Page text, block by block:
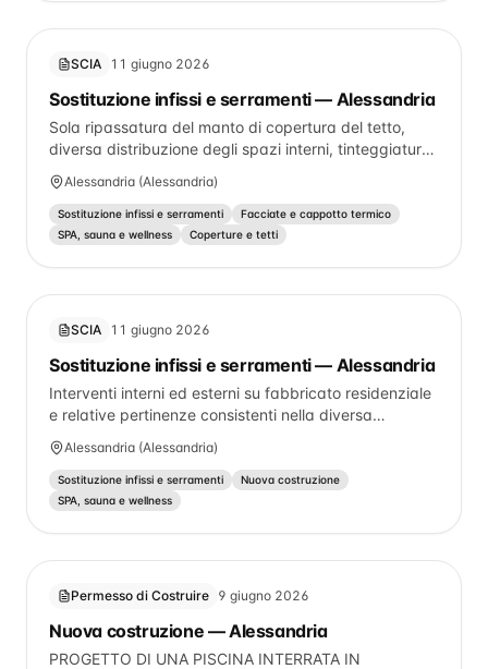
meccanica).
SCIA 11 giugno 2026
Sostituzione infissi e serramenti — Alessandria
Sola ripassatura del manto di copertura del tetto,
diversa distribuzione degli spazi interni, tinteggiatura
facciate e sostituzione persiane
Alessandria (Alessandria)
Sostituzione infissi e serramenti
Facciate e cappotto termico
SPA, sauna e wellness
Coperture e tetti
SCIA 11 giugno 2026
Sostituzione infissi e serramenti — Alessandria
Interventi interni ed esterni su fabbricato residenziale
e relative pertinenze consistenti nella diversa
distribuzione degli spazi, nella modifica dei prospetti
mediante opere anche strutturali, previa ricostruzione
dello stato legittimo dell'immobile con individuazione
delle opere assentite e non realizzate di cui alla C.E.
Alessandria (Alessandria)
Sostituzione infissi e serramenti
Nuova costruzione
SPA, sauna e wellness
Permesso di Costruire 9 giugno 2026
Nuova costruzione — Alessandria
PROGETTO DI UNA PISCINA INTERRATA IN